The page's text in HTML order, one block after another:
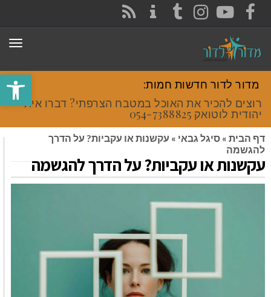
פתח
FACEBOOK
YOUTUBE
INSTAGRAM
TUMBLR
מדור לדור חדשות חמות:
רוצים להכיר את האוכל במטבח הצרפתי? דברו איתי
יהודית לוטואק 054-7388825.
דף הבית » סיגל גבאי » עקשנות או עקביות? על הדרך
להגשמה
עקשנות או עקביות? על הדרך להגשמה